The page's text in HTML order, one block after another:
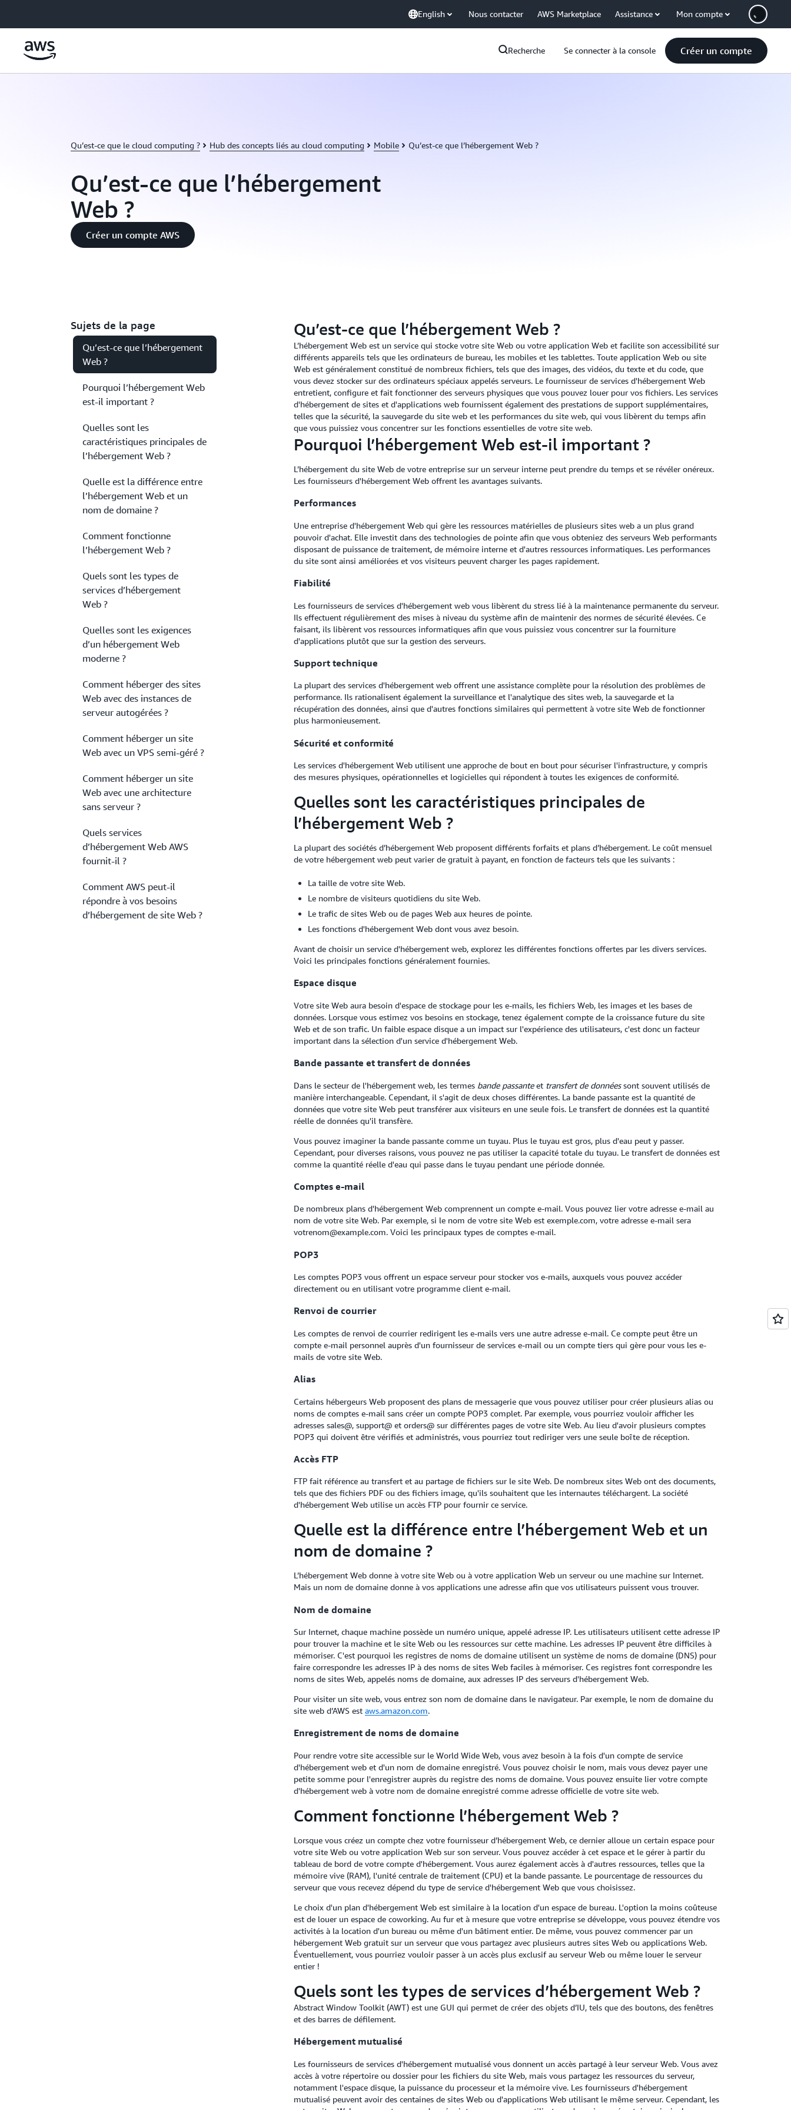
English Nous contacter AWS Marketplace Assistance Mon compte
Recherche Se connecter à la console Créer un compte
Qu’est-ce que le cloud computing ? Hub des concepts liés au cloud computing Mobile Qu’est-ce que l’hébergement Web ?
Qu’est-ce que l’hébergement
Web ?
Créer un compte AWS
Sujets de la page
Qu’est-ce que l’hébergement
Web ?
Pourquoi l’hébergement Web
est-il important ?
Quelles sont les
caractéristiques principales de
l’hébergement Web ?
Quelle est la différence entre
l’hébergement Web et un
nom de domaine ?
Comment fonctionne
l’hébergement Web ?
Quels sont les types de
services d’hébergement
Web ?
Quelles sont les exigences
d’un hébergement Web
moderne ?
Comment héberger des sites
Web avec des instances de
serveur autogérées ?
Comment héberger un site
Web avec un VPS semi-géré ?
Comment héberger un site
Web avec une architecture
sans serveur ?
Quels services
d’hébergement Web AWS
fournit-il ?
Comment AWS peut-il
répondre à vos besoins
d’hébergement de site Web ?
Qu’est-ce que l’hébergement Web ?
L’hébergement Web est un service qui stocke votre site Web ou votre application Web et facilite son accessibilité sur
différents appareils tels que les ordinateurs de bureau, les mobiles et les tablettes. Toute application Web ou site
Web est généralement constitué de nombreux fichiers, tels que des images, des vidéos, du texte et du code, que
vous devez stocker sur des ordinateurs spéciaux appelés serveurs. Le fournisseur de services d'hébergement Web
entretient, configure et fait fonctionner des serveurs physiques que vous pouvez louer pour vos fichiers. Les services
d'hébergement de sites et d'applications web fournissent également des prestations de support supplémentaires,
telles que la sécurité, la sauvegarde du site web et les performances du site web, qui vous libèrent du temps afin
que vous puissiez vous concentrer sur les fonctions essentielles de votre site web.
Pourquoi l’hébergement Web est-il important ?
L’hébergement du site Web de votre entreprise sur un serveur interne peut prendre du temps et se révéler onéreux.
Les fournisseurs d'hébergement Web offrent les avantages suivants.
Performances
Une entreprise d'hébergement Web qui gère les ressources matérielles de plusieurs sites web a un plus grand
pouvoir d'achat. Elle investit dans des technologies de pointe afin que vous obteniez des serveurs Web performants
disposant de puissance de traitement, de mémoire interne et d'autres ressources informatiques. Les performances
du site sont ainsi améliorées et vos visiteurs peuvent charger les pages rapidement.
Fiabilité
Les fournisseurs de services d'hébergement web vous libèrent du stress lié à la maintenance permanente du serveur.
Ils effectuent régulièrement des mises à niveau du système afin de maintenir des normes de sécurité élevées. Ce
faisant, ils libèrent vos ressources informatiques afin que vous puissiez vous concentrer sur la fourniture
d'applications plutôt que sur la gestion des serveurs.
Support technique
La plupart des services d'hébergement web offrent une assistance complète pour la résolution des problèmes de
performance. Ils rationalisent également la surveillance et l'analytique des sites web, la sauvegarde et la
récupération des données, ainsi que d'autres fonctions similaires qui permettent à votre site Web de fonctionner
plus harmonieusement.
Sécurité et conformité
Les services d'hébergement Web utilisent une approche de bout en bout pour sécuriser l'infrastructure, y compris
des mesures physiques, opérationnelles et logicielles qui répondent à toutes les exigences de conformité.
Quelles sont les caractéristiques principales de
l’hébergement Web ?
La plupart des sociétés d’hébergement Web proposent différents forfaits et plans d’hébergement. Le coût mensuel
de votre hébergement web peut varier de gratuit à payant, en fonction de facteurs tels que les suivants :
La taille de votre site Web.
Le nombre de visiteurs quotidiens du site Web.
Le trafic de sites Web ou de pages Web aux heures de pointe.
Les fonctions d'hébergement Web dont vous avez besoin.
Avant de choisir un service d'hébergement web, explorez les différentes fonctions offertes par les divers services.
Voici les principales fonctions généralement fournies.
Espace disque
Votre site Web aura besoin d'espace de stockage pour les e-mails, les fichiers Web, les images et les bases de
données. Lorsque vous estimez vos besoins en stockage, tenez également compte de la croissance future du site
Web et de son trafic. Un faible espace disque a un impact sur l'expérience des utilisateurs, c'est donc un facteur
important dans la sélection d'un service d'hébergement Web.
Bande passante et transfert de données
Dans le secteur de l'hébergement web, les termes bande passanteet transfert de donnéessont souvent utilisés de
manière interchangeable. Cependant, il s'agit de deux choses différentes. La bande passante est la quantité de
données que votre site Web peut transférer aux visiteurs en une seule fois. Le transfert de données est la quantité
réelle de données qu'il transfère.
Vous pouvez imaginer la bande passante comme un tuyau. Plus le tuyau est gros, plus d'eau peut y passer.
Cependant, pour diverses raisons, vous pouvez ne pas utiliser la capacité totale du tuyau. Le transfert de données est
comme la quantité réelle d'eau qui passe dans le tuyau pendant une période donnée.
Comptes e-mail
De nombreux plans d'hébergement Web comprennent un compte e-mail. Vous pouvez lier votre adresse e-mail au
nom de votre site Web. Par exemple, si le nom de votre site Web est exemple.com, votre adresse e-mail sera
votrenom@example.com. Voici les principaux types de comptes e-mail.
POP3
Les comptes POP3 vous offrent un espace serveur pour stocker vos e-mails, auxquels vous pouvez accéder
directement ou en utilisant votre programme client e-mail.
Renvoi de courrier
Les comptes de renvoi de courrier redirigent les e-mails vers une autre adresse e-mail. Ce compte peut être un
compte e-mail personnel auprès d'un fournisseur de services e-mail ou un compte tiers qui gère pour vous les e-
mails de votre site Web.
Alias
Certains hébergeurs Web proposent des plans de messagerie que vous pouvez utiliser pour créer plusieurs alias ou
noms de comptes e-mail sans créer un compte POP3 complet. Par exemple, vous pourriez vouloir afficher les
adresses sales@, support@ et orders@ sur différentes pages de votre site Web. Au lieu d'avoir plusieurs comptes
POP3 qui doivent être vérifiés et administrés, vous pourriez tout rediriger vers une seule boîte de réception.
Accès FTP
FTP fait référence au transfert et au partage de fichiers sur le site Web. De nombreux sites Web ont des documents,
tels que des fichiers PDF ou des fichiers image, qu'ils souhaitent que les internautes téléchargent. La société
d'hébergement Web utilise un accès FTP pour fournir ce service.
Quelle est la différence entre l’hébergement Web et un
nom de domaine ?
L’hébergement Web donne à votre site Web ou à votre application Web un serveur ou une machine sur Internet.
Mais un nom de domaine donne à vos applications une adresse afin que vos utilisateurs puissent vous trouver.
Nom de domaine
Sur Internet, chaque machine possède un numéro unique, appelé adresse IP. Les utilisateurs utilisent cette adresse IP
pour trouver la machine et le site Web ou les ressources sur cette machine. Les adresses IP peuvent être difficiles à
mémoriser. C'est pourquoi les registres de noms de domaine utilisent un système de noms de domaine (DNS) pour
faire correspondre les adresses IP à des noms de sites Web faciles à mémoriser. Ces registres font correspondre les
noms de sites Web, appelés noms de domaine, aux adresses IP des serveurs d'hébergement Web.
Pour visiter un site web, vous entrez son nom de domaine dans le navigateur. Par exemple, le nom de domaine du
site web d’AWS est aws.amazon.com.
Enregistrement de noms de domaine
Pour rendre votre site accessible sur le World Wide Web, vous avez besoin à la fois d'un compte de service
d'hébergement web et d'un nom de domaine enregistré. Vous pouvez choisir le nom, mais vous devez payer une
petite somme pour l'enregistrer auprès du registre des noms de domaine. Vous pouvez ensuite lier votre compte
d'hébergement web à votre nom de domaine enregistré comme adresse officielle de votre site web.
Comment fonctionne l’hébergement Web ?
Lorsque vous créez un compte chez votre fournisseur d’hébergement Web, ce dernier alloue un certain espace pour
votre site Web ou votre application Web sur son serveur. Vous pouvez accéder à cet espace et le gérer à partir du
tableau de bord de votre compte d'hébergement. Vous aurez également accès à d'autres ressources, telles que la
mémoire vive (RAM), l'unité centrale de traitement (CPU) et la bande passante. Le pourcentage de ressources du
serveur que vous recevez dépend du type de service d'hébergement Web que vous choisissez.
Le choix d'un plan d'hébergement Web est similaire à la location d'un espace de bureau. L'option la moins coûteuse
est de louer un espace de coworking. Au fur et à mesure que votre entreprise se développe, vous pouvez étendre vos
activités à la location d'un bureau ou même d'un bâtiment entier. De même, vous pouvez commencer par un
hébergement Web gratuit sur un serveur que vous partagez avec plusieurs autres sites Web ou applications Web.
Éventuellement, vous pourriez vouloir passer à un accès plus exclusif au serveur Web ou même louer le serveur
entier !
Quels sont les types de services d’hébergement Web ?
Abstract Window Toolkit (AWT) est une GUI qui permet de créer des objets d’IU, tels que des boutons, des fenêtres
et des barres de défilement.
Hébergement mutualisé
Les fournisseurs de services d'hébergement mutualisé vous donnent un accès partagé à leur serveur Web. Vous avez
accès à votre répertoire ou dossier pour les fichiers du site Web, mais vous partagez les ressources du serveur,
notamment l'espace disque, la puissance du processeur et la mémoire vive. Les fournisseurs d'hébergement
mutualisé peuvent avoir des centaines de sites Web ou d'applications Web utilisant le même serveur. Cependant, les